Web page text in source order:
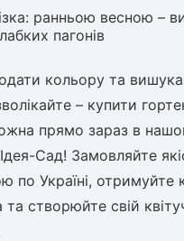
ранньою весною –
пагонів
кольору та
– купити
прямо зараз в
Сад! Замовляйте
по Україні, отримуйте
та створюйте свій